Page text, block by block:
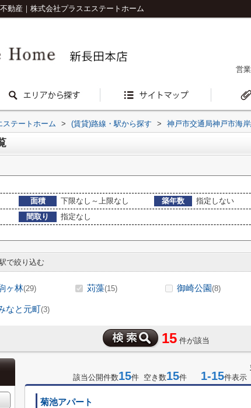
動産｜株式会社プラスエステートホーム
営
ステートホーム > (賃貸)路線・駅から探す > 神戸市交通局神戸市海
面積 下限なし～上限なし 築年数
指定しない
間取り
指定なし
で絞り込む
ヶ林(29) 苅藻(15) 御崎公園(8)
なと元町(3)
15 件が該当
該当公開件数15件 空き数15件 1-15件表示
菊池アパート